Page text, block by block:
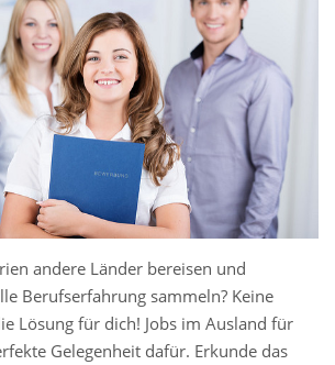
andere Länder bereisen und
Berufserfahrung sammeln? Keine
Lösung für dich! Jobs im Ausland für
Gelegenheit dafür. Erkunde das